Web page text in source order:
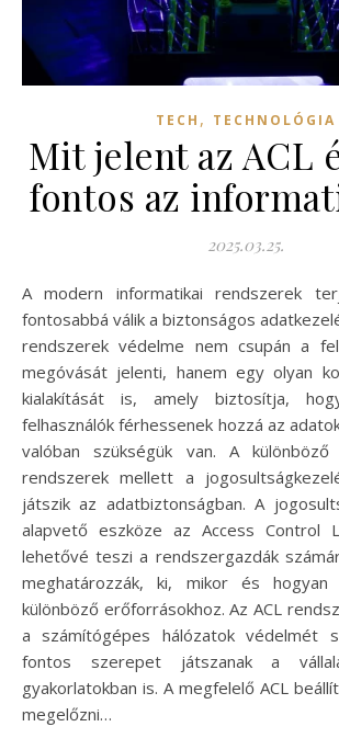
TECH , TECHNOLÓGIA
Mit jelent az ACL
fontos az
2025.03.25.
A modern informatikai rendszerek terjedésével egyre
fontosabbá válik a biztonságos
rendszerek védelme nem csupán a
megóvását jelenti, hanem egy olyan
kialakítását is, amely biztosítja,
felhasználók férhessenek hozzá az
valóban szükségük van. A különböző
rendszerek mellett a
játszik az adatbiztonságban. A
alapvető eszköze az Access Control
lehetővé teszi a rendszergazdák
meghatározzák, ki, mikor és
különböző erőforrásokhoz. Az ACL
a számítógépes hálózatok védelmét
fontos szerepet játszanak a
gyakorlatokban is. A megfelelő ACL
megelőzni…